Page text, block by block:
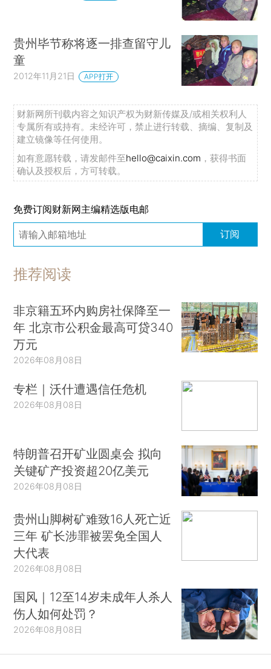
贵州毕节称将逐一排查留守儿
童
2012年11月21日 APP打开
财新网所刊载内容之知识产权为财新传媒及/或相关权利人
专属所有或持有。未经许可，禁止进行转载、摘编、复制及
建立镜像等任何使用。
如有意愿转载，请发邮件至hello@caixin.com ，获得书面
确认及授权后，方可转载。
免费订阅财新网主编精选版电邮
订阅
推荐阅读
非京籍五环内购房社保降至一
年 北京市公积金最高可贷340
万元
2026年08月08日
专栏｜沃什遭遇信任危机
2026年08月08日
特朗普召开矿业圆桌会 拟向
关键矿产投资超20亿美元
2026年08月08日
贵州山脚树矿难致16人死亡近
三年 矿长涉罪被罢免全国人
大代表
2026年08月08日
国风｜12至14岁未成年人杀人
伤人如何处罚？
2026年08月08日